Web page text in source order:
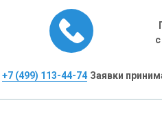
+7 (499) 113-44-74 Заявки